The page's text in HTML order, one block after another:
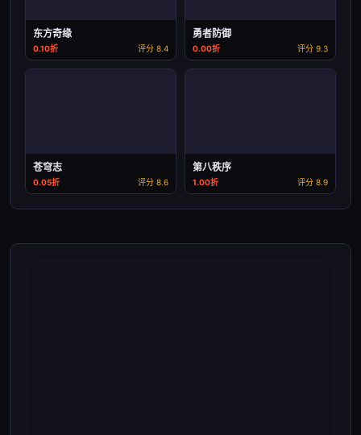
东方奇缘
0.10折 评分 8.4
勇者防御
0.00折 评分 9.3
苍穹志
0.05折 评分 8.6
第八秩序
1.00折 评分 8.9